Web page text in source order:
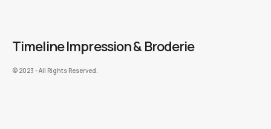
Timeline Impression & Broderie
©️ 2023 - All Rights Reserved.